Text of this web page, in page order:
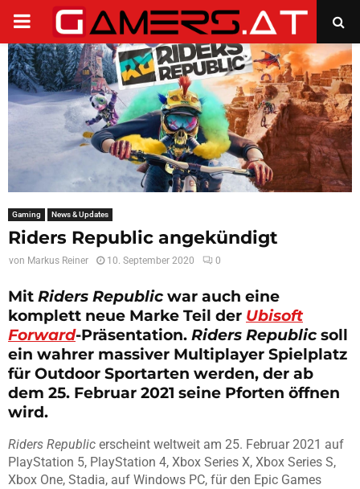
PRIMARY
MENU
Gaming News & Updates
Riders Republic angekündigt
von Markus Reiner 10. September 2020 0
Mit Riders Republicwar auch eine
komplett neue Marke Teil der Ubisoft
Forward-Präsentation. Riders Republicsoll
ein wahrer massiver Multiplayer Spielplatz
für Outdoor Sportarten werden, der ab
dem 25. Februar 2021 seine Pforten öffnen
wird.
Riders Republic erscheint weltweit am 25. Februar 2021 auf
PlayStation 5, PlayStation 4, Xbox Series X, Xbox Series S,
Xbox One, Stadia, auf Windows PC, für den Epic Games